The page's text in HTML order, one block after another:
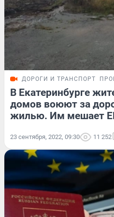
ДОРОГИ И ТРАНСПОРТ
В Екатеринбурге
домов воюют за
жилью. Им мешает
23 сентября, 2022, 09:30 11 252